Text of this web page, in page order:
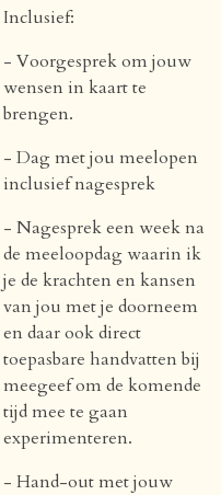
Inclusief:
- Voorgesprek om jouw
wensen in kaart te
brengen.
- Dag met jou meelopen
inclusief nagesprek
- Nagesprek een week na
de meeloopdag waarin ik
je de krachten en kansen
van jou met je doorneem
en daar ook direct
toepasbare handvatten bij
meegeef om de komende
tijd mee te gaan
experimenteren.
- Hand-out met jouw